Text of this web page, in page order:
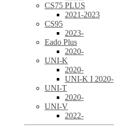
CS75 PLUS
2021-2023
CS95
2023-
Eado Plus
2020-
UNI-K
2020-
UNI-K I 2020-
UNI-T
2020-
UNI-V
2022-